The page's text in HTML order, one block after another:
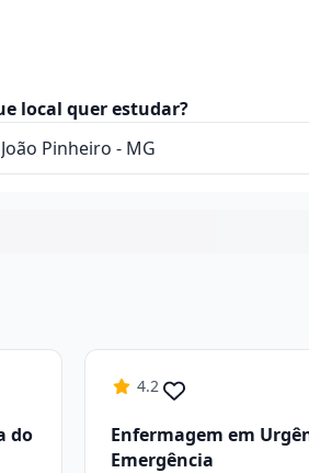
local quer estudar?
do
4.2
Enfermagem em
Emergência